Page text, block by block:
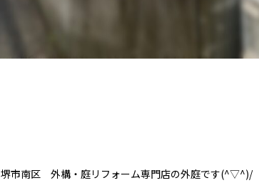
堺市南区 外構・庭リフォーム専門店の外庭です(^▽^)/